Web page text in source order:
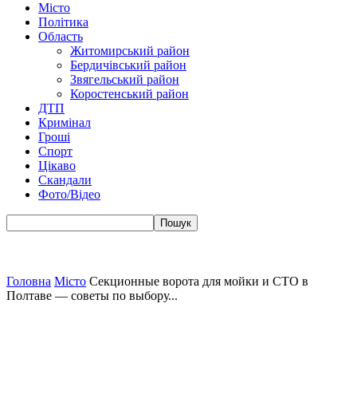
Місто
Політика
Область
Житомирський район
Бердичівський район
Звягельський район
Коростенський район
ДТП
Кримінал
Гроші
Спорт
Цікаво
Скандали
Фото/Відео
Головна Місто Секционные ворота для мойки и СТО в
Полтаве — советы по выбору...